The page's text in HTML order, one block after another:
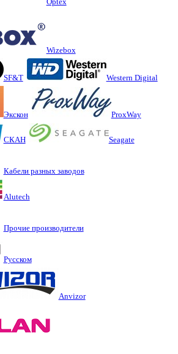
Optex
Wizebox
SF&T Western Digital
Экскон ProxWay
СКАН Seagate
Кабели разных заводов
Alutech
Прочие производители
Русском
Anvizor